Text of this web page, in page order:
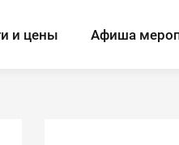
и цены Афиша